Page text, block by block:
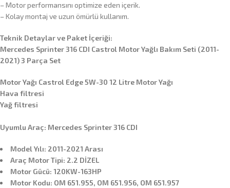
– Motor performansını optimize eden içerik.
– Kolay montaj ve uzun ömürlü kullanım.
Teknik Detaylar ve Paket İçeriği:
Mercedes Sprinter 316 CDI Castrol Motor Yağlı Bakım Seti (2011-
2021) 3 Parça Set
Motor Yağı Castrol Edge 5W-30 12 Litre Motor Yağı
Hava filtresi
Yağ filtresi
Uyumlu Araç: Mercedes Sprinter 316 CDI
Model Yılı: 2011-2021 Arası
Araç Motor Tipi: 2.2 DİZEL
Motor Gücü: 120KW-163HP
Motor Kodu: OM 651.955, OM 651.956, OM 651.957